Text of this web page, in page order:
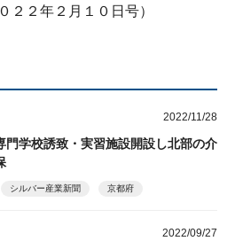
２２年２月１０日号）
2022/11/28
学校誘致・実習施設開設し北部の介
シルバー産業新聞 京都府
2022/09/27